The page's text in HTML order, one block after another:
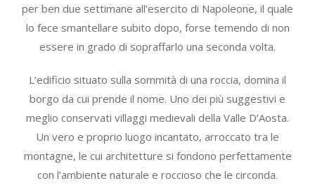
per ben due settimane all’esercito di Napoleone, il quale
lo fece smantellare subito dopo, forse temendo di non
essere in grado di sopraffarlo una seconda volta.
L’edificio situato sulla sommità di una roccia, domina il
borgo da cui prende il nome. Uno dei più suggestivi e
meglio conservati villaggi medievali della Valle D’Aosta.
Un vero e proprio luogo incantato, arroccato tra le
montagne, le cui architetture si fondono perfettamente
con l’ambiente naturale e roccioso che le circonda.